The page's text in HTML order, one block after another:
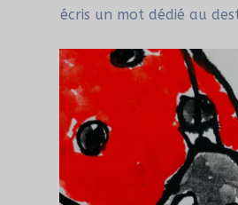
écris un mot dédié au